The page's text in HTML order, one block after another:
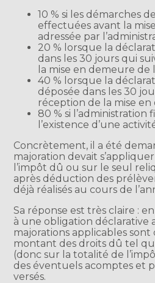
10 % si les démarches
effectuées avant la
adressée par
20 % lorsque la
dans les 30 jours qui
la mise en demeure de
40 % lorsque la
déposée dans les 30
réception de la mise en
80 % si l’administration
l’existence d’une
Concrètement, il a été
majoration devait
l’impôt dû ou sur le seul
après déduction des
déjà réalisés au cours de
Sa réponse est très claire :
à une obligation déclarative
majorations applicables sont
montant des droits dû tel
(donc sur la totalité de
des éventuels acomptes et
versés.